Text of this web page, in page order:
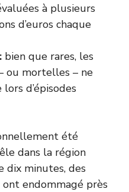
à plusieurs
d’euros chaque
bien que rares, les
ou mortelles – ne
d’épisodes
été
dans la région
dix minutes, des
endommagé près